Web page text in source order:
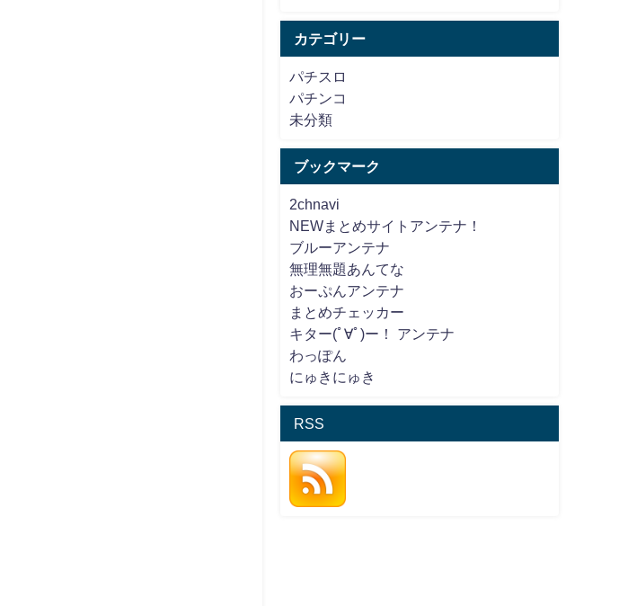
カテゴリー
パチスロ
パチンコ
未分類
ブックマーク
2chnavi
NEWまとめサイトアンテナ！
ブルーアンテナ
無理無題あんてな
おーぷんアンテナ
まとめチェッカー
キター(ﾟ∀ﾟ)ー！ アンテナ
わっぽん
にゅきにゅき
RSS